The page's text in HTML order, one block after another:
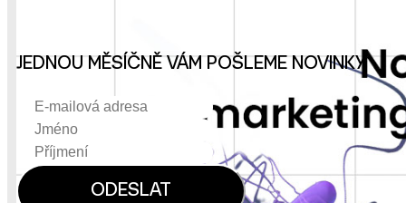
JEDNOU MĚSÍČNĚ VÁM POŠLEME NOVINKY.